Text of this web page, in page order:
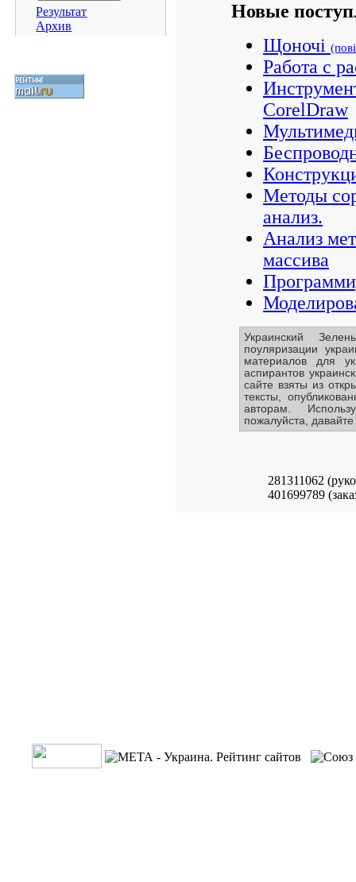
Результат
Архив
Новые
Щоночі
Работа с
CorelDraw
Методы
анализ.
Анализ
массива
Украинский
поуляризации
материалов для
аспирантов
сайте взяты из
тексты,
авторам.
пожалуйста,
281311062
401699789